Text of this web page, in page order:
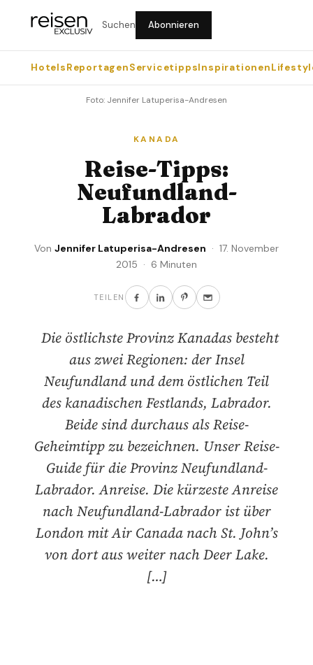
Suchen Abonnieren
HotelsReportagenServicetippsInspirationen
Foto: Jennifer Latuperisa-Andresen
KANADA
Reise-Tipps:
Neufundland-
Labrador
Von Jennifer Latuperisa-Andresen · 17. November
2015 · 6 Minuten
TEILEN
Die östlichste Provinz Kanadas besteht
aus zwei Regionen: der Insel
Neufundland und dem östlichen Teil
des kanadischen Festlands, Labrador.
Beide sind durchaus als Reise-
Geheimtipp zu bezeichnen. Unser Reise-
Guide für die Provinz Neufundland-
Labrador. Anreise. Die kürzeste Anreise
nach Neufundland-Labrador ist über
London mit Air Canada nach St. John’s
von dort aus weiter nach Deer Lake.
[…]